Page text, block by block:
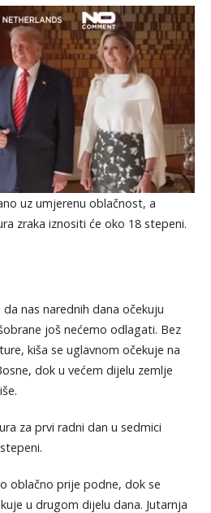
uz umjerenu oblačnost, a
zraka iznositi će oko 18 stepeni.
nas narednih dana očekuju
još nećemo odlagati. Bez
kiša se uglavnom očekuje na
dok u većem dijelu zemlje
za prvi radni dan u sedmici
oblačno prije podne, dok se
u drugom dijelu dana. Jutarnja